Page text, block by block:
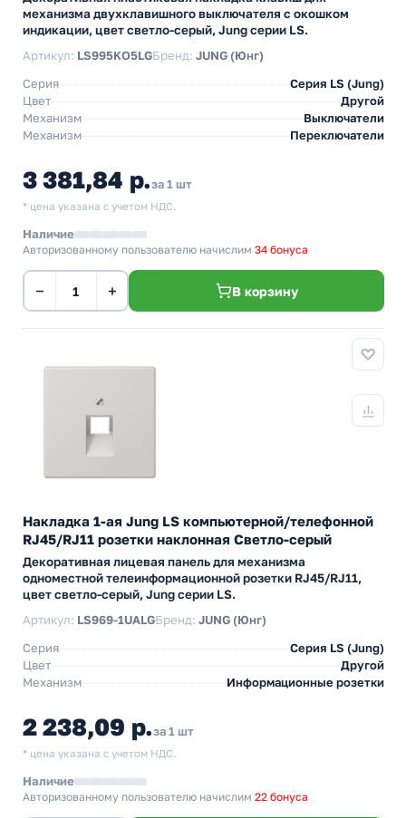
механизма двухклавишного выключателя с окошком
индикации, цвет светло-серый, Jung серии LS.
Артикул: LS995KO5LGБренд: JUNG (Юнг)
Серия
Серия LS (Jung)
Цвет
Другой
Механизм
Выключатели
Механизм
Переключатели
3 381,84 р.за 1 шт
* цена указана с учетом НДС.
Наличие
Авторизованному пользователю начислим 34 бонуса
− + В корзину
Накладка 1-ая Jung LS компьютерной/телефонной
RJ45/RJ11 розетки наклонная Светло-серый
Декоративная лицевая панель для механизма
одноместной телеинформационной розетки RJ45/RJ11,
цвет светло-серый, Jung серии LS.
Артикул: LS969-1UALGБренд: JUNG (Юнг)
Серия
Серия LS (Jung)
Цвет
Другой
Механизм
Информационные розетки
2 238,09 р.за 1 шт
* цена указана с учетом НДС.
Наличие
Авторизованному пользователю начислим 22 бонуса